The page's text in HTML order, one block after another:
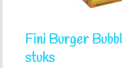
Fini Burger
stuks